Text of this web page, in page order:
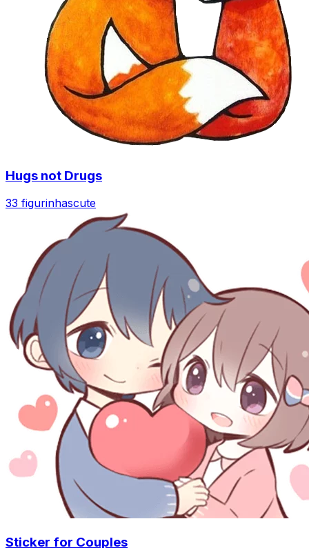
Hugs not Drugs
33 figurinhascute
Sticker for Couples